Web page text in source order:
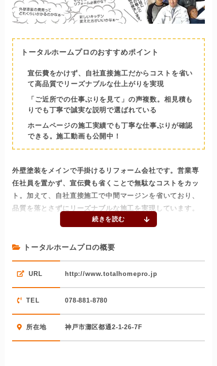
トータルホームプロのおすすめポイント
宣伝費をかけず、自社直接施工だからコストを省い
て高品質でリーズナブルな仕上がりを実現
「ご近所での仕事ぶりを見て」の声複数。相見積も
りでも丁寧で誠実な説明で選ばれている
ホームページの施工実績でも丁寧な仕事ぶりが確認
できる。施工動画も公開中！
外壁塗装をメインで手掛けるリフォーム会社です。営業専
任社員を置かず、宣伝費も省くことで無駄なコストをカッ
ト。加えて、自社直接施工で中間マージンを省いており、
品質を落とさずにリーズナブルな施工を実現しています。
同社に寄せられたお客様の口コミでは、「ご近所での仕事
で分かりやすいと評判です。宣伝費をかけずに営業できる
ホームページでは、同社が手掛けた物件が多数紹介されて
おり、同社の施工品質を目で確認することができます。さ
と100本以上。ごまかしのきかない動画で、同社の仕事ぶり
トータルホームプロの概要
URL http://www.totalhomepro.jp
TEL 078-881-8780
所在地 神戸市灘区都通2-1-26-7F